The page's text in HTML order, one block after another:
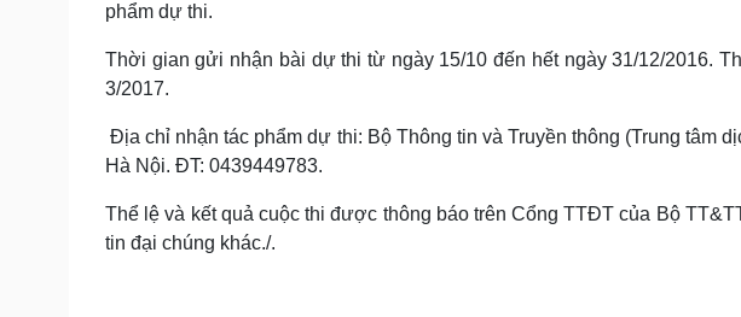
phẩm dự thi.
Thời gian gửi nhận bài dự thi từ ngày 15/10 đến hết ngày 31/12/2016.
3/2017.
Địa chỉ nhận tác phẩm dự thi: Bộ Thông tin và Truyền thông (Trung tâm
Hà Nội. ĐT: 0439449783.
Thể lệ và kết quả cuộc thi được thông báo trên Cổng TTĐT của Bộ
tin đại chúng khác./.